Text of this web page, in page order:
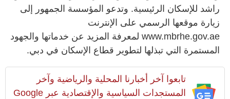
راشد للإسكان الرئيسية. وتدعو المؤسسة الجمهور إلى
زيارة موقعها الرسمي على الإنترنت
www.mbrhe.gov.ae لمعرفة المزيد عن خدماتها والجهود
المستمرة التي تبذلها لتطوير قطاع الإسكان في دبي.
تابعوا آخر أخبارنا المحلية والرياضية وآخر
المستجدات السياسية والإقتصادية عبر Google